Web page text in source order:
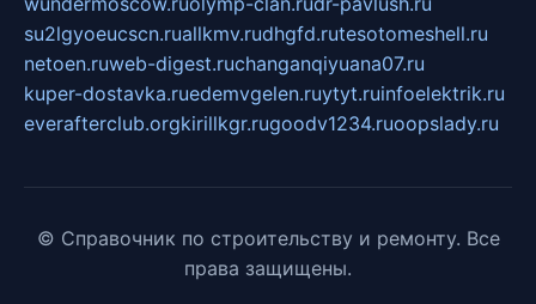
su2lgyoeucscn.ruallkmv.rudhgfd.rutesotomeshell.ru
netoen.ruweb-digest.ruchanganqiyuana07.ru
kuper-dostavka.ruedemvgelen.ruytyt.ruinfoelektrik.ru
everafterclub.orgkirillkgr.rugoodv1234.ruoopslady.ru
© Справочник по строительству и ремонту. Все
права защищены.